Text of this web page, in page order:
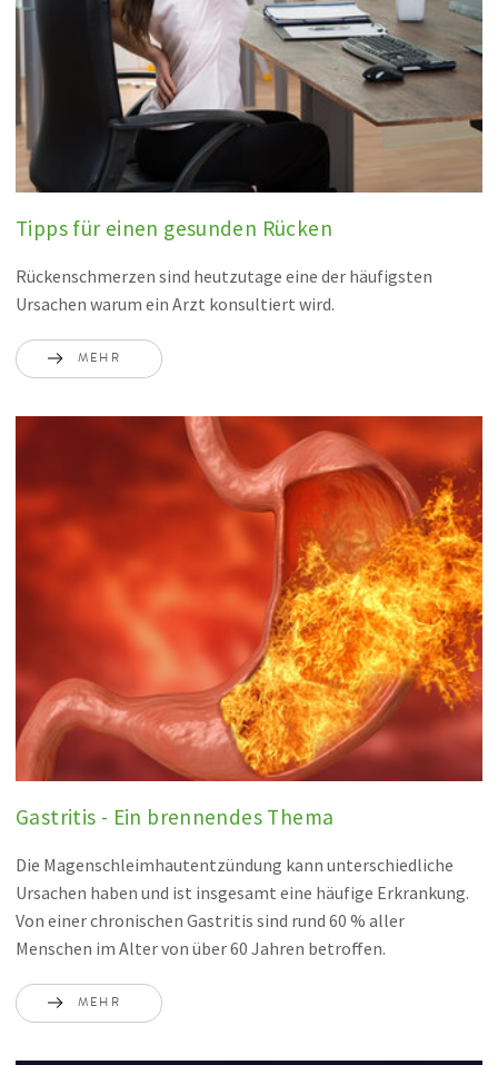
Tipps für einen gesunden Rücken
Rückenschmerzen sind heutzutage eine der häufigsten
Ursachen warum ein Arzt konsultiert wird.
MEHR
Gastritis - Ein brennendes Thema
Die Magenschleimhautentzündung kann unterschiedliche
Ursachen haben und ist insgesamt eine häufige Erkrankung.
Von einer chronischen Gastritis sind rund 60 % aller
Menschen im Alter von über 60 Jahren betroffen.
MEHR